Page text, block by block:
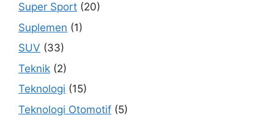
Super Sport (20)
Suplemen (1)
SUV (33)
Teknik (2)
Teknologi (15)
Teknologi Otomotif (5)